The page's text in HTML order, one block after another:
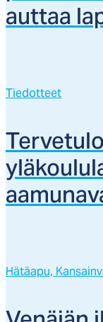
aut­taa
Tiedotteet
Hätäapu,